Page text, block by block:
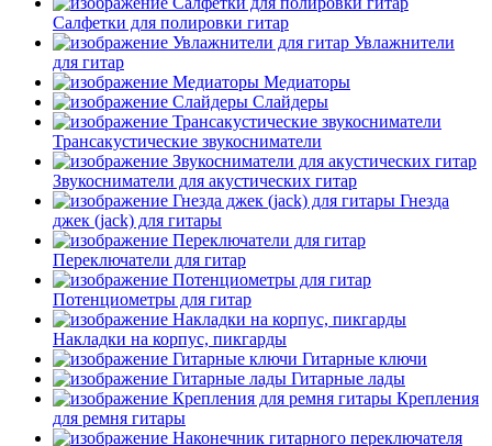
Салфетки для полировки гитар
Увлажнители
для гитар
Медиаторы
Слайдеры
Трансакустические звукосниматели
Звукосниматели для акустических гитар
Гнезда
джек (jack) для гитары
Переключатели для гитар
Потенциометры для гитар
Накладки на корпус, пикгарды
Гитарные ключи
Гитарные лады
Крепления
для ремня гитары